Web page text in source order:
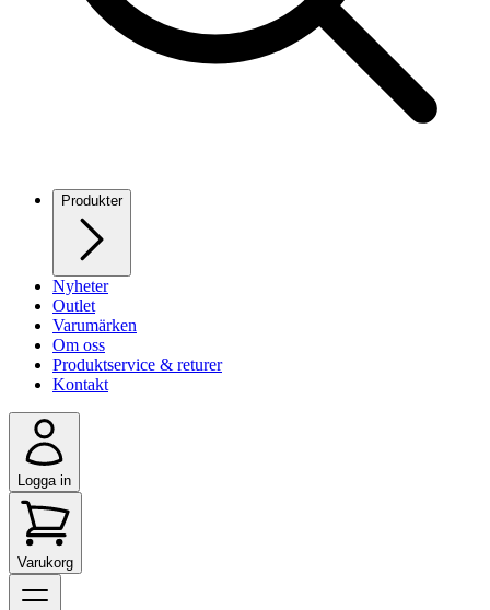
Produkter
Nyheter
Outlet
Varumärken
Om oss
Produktservice & returer
Kontakt
Logga in
Varukorg